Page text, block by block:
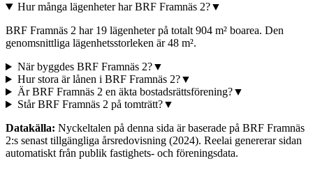
Hur många lägenheter har BRF Framnäs 2?▼
BRF Framnäs 2 har 19 lägenheter på totalt 904 m² boarea. Den
genomsnittliga lägenhetsstorleken är 48 m².
När byggdes BRF Framnäs 2?▼
Hur stora är lånen i BRF Framnäs 2?▼
Är BRF Framnäs 2 en äkta bostadsrättsförening?▼
Står BRF Framnäs 2 på tomträtt?▼
Datakälla: Nyckeltalen på denna sida är baserade på BRF Framnäs
2:s senast tillgängliga årsredovisning (2024). Reelai genererar sidan
automatiskt från publik fastighets- och föreningsdata.